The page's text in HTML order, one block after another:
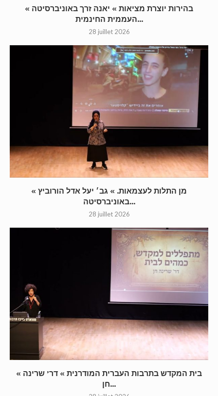
« בהירות יוצרת מציאות » יאנה זרך באוניברסיטה
העממית החינמית...
28 juillet 2026
« מן התלות לעצמאות. » גב׳ יעל אדל הורוביץ
באוניברסיטה...
28 juillet 2026
« בית המקדש בתרבות העברית המודרנית » דר’ שרינה
חן...